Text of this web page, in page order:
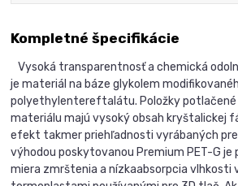
Kompletné špecifikácie
Vysoká transparentnosť a chemická
je materiál na báze glykolem
polyethylentereftalátu. Položky
materiálu majú vysoký obsah kryštalickej
efekt takmer priehľadnosti vyrábaných
výhodou poskytovanou Premium PET-G je
miera zmrštenia a nízkaabsorpcia vlhkosti